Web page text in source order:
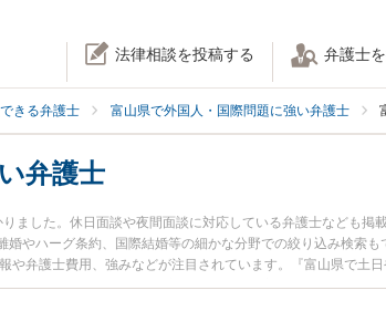
法律相談を投稿する 弁護士
きる弁護士 富山県で外国人・国際問題に強い弁護士
弁護士
ました。休日面談や夜間面談に対応している弁護士なども
婚やハーグ条約、国際結婚等の細かな分野での絞り込み検索
や弁護士費用、強みなどが注目されています。『富山県で土
の弁護士を検索したい』『初回相談無料で永住権を法律相談